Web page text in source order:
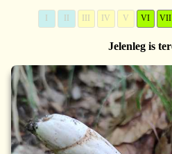
IV V VI VII
Jelenleg is